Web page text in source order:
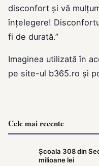
disconfort și vă
înțelegere!
fi de durată.”
Imaginea utilizată în
pe site-ul b365.ro și
Cele mai recente
Școala 308 din
milioane lei